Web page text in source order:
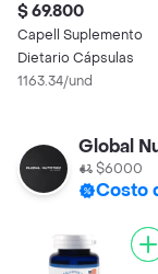
$ 69.800
Capell Suplemento
Dietario Cápsulas
1163.34/und
Global
$6000
Costo